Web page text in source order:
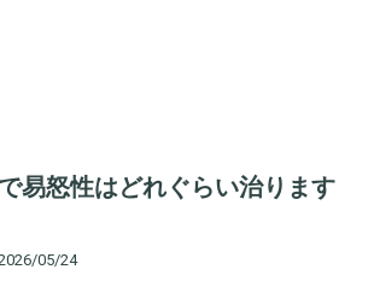
易怒性はどれぐらい治ります
05/24